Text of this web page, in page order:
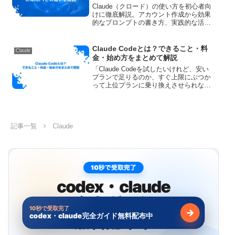
Claude（クロード）の使い方を初心者向
けに徹底解説。アカウント作成から効果
的なプロンプトの書き方、実践的な活用
Claude
Claude Codeとは？できること・料
金・始め方をまとめて解説
「Claude Codeを試したいけれど、安い
プランで足りるのか、すぐ上限にぶつか
って上位プランに乗り換えさせられない
記事一覧
Claude
10秒で受取完了
codex・claude完全ガイド無料配布中 無料で受け
→